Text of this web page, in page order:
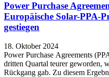
Power Purchase
Europäische Solar-PPA-
gestiegen
18. Oktober 2024
Power Purchase Agreements
dritten Quartal teurer geworden,
Rückgang gab. Zu diesem